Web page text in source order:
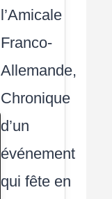
l’Amicale
Franco-
Allemande,
Chronique
d’un
événement
qui fête en